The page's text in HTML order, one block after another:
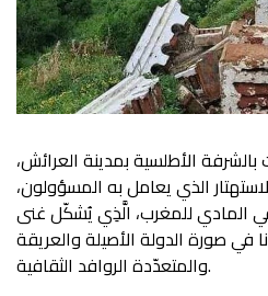
الأطلسية بمدينة العرائش،
الذي يعامل به المسؤولون،
المادي للمغرب، الَّذِي يُشكّل غنى
في صورة الدولة الأصيلة والعريقة
والمتعدّدة الروافد الثقافية.